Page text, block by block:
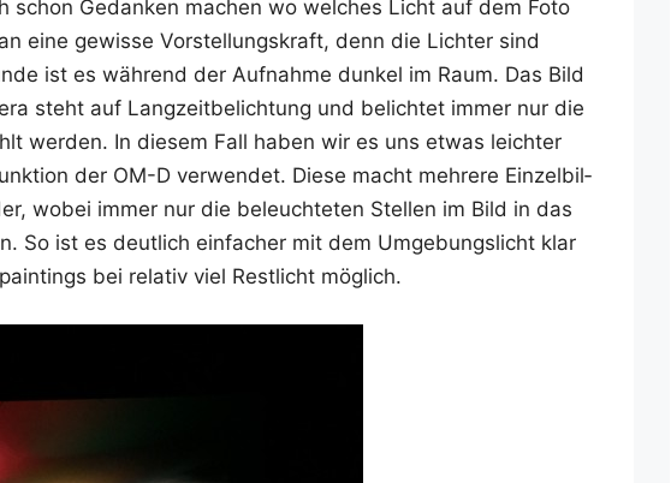
schon Gedan­ken machen wo wel­ches Licht auf dem Foto
eine gewis­se Vor­stel­lungs­kraft, denn die Lich­ter sind
ist es wäh­rend der Auf­nah­me dun­kel im Raum. Das Bild
steht auf Lang­zeit­be­lich­tung und belich­tet immer nur die
wer­den. In die­sem Fall haben wir es uns etwas leich­ter
der OM-D ver­wen­det. Die­se macht meh­re­re Ein­zel­bil­
wobei immer nur die beleuch­te­ten Stel­len im Bild in das
So ist es deut­lich ein­fa­cher mit dem Umge­bungs­licht klar
bei rela­tiv viel Rest­licht möglich.